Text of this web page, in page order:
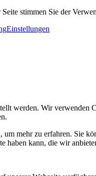
stimmen Sie der
Einstellungen
werden. Wir verwenden
mehr zu erfahren. Sie
haben kann, die wir